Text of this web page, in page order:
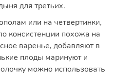
для третьих.
или на четвертинки,
консистенции похожа на
варенье, добавляют в
плоды маринуют и
можно использовать